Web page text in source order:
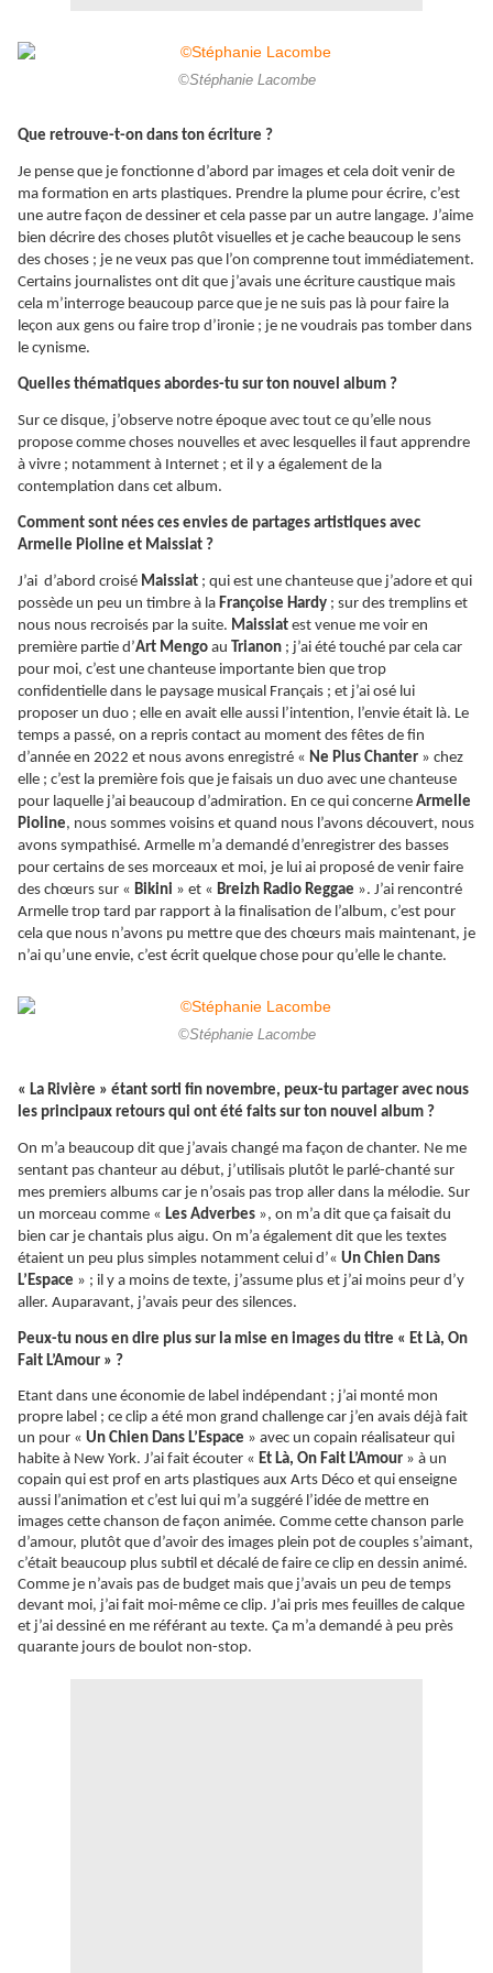
©Stéphanie Lacombe
Que retrouve-t-on dans ton écriture ?
Je pense que je fonctionne d’abord par images et cela doit venir de
ma formation en arts plastiques. Prendre la plume pour écrire, c’est
une autre façon de dessiner et cela passe par un autre langage. J’aime
bien décrire des choses plutôt visuelles et je cache beaucoup le sens
des choses ; je ne veux pas que l’on comprenne tout immédiatement.
Certains journalistes ont dit que j’avais une écriture caustique mais
cela m’interroge beaucoup parce que je ne suis pas là pour faire la
leçon aux gens ou faire trop d’ironie ; je ne voudrais pas tomber dans
le cynisme.
Quelles thématiques abordes-tu sur ton nouvel album ?
Sur ce disque, j’observe notre époque avec tout ce qu’elle nous
propose comme choses nouvelles et avec lesquelles il faut apprendre
à vivre ; notamment à Internet ; et il y a également de la
contemplation dans cet album.
Comment sont nées ces envies de partages artistiques avec
Armelle Pioline et Maissiat ?
J’ai d’abord croisé Maissiat ; qui est une chanteuse que j’adore et qui
possède un peu un timbre à la Françoise Hardy ; sur des tremplins et
nous nous recroisés par la suite. Maissiat est venue me voir en
première partie d’Art Mengo au Trianon ; j’ai été touché par cela car
pour moi, c’est une chanteuse importante bien que trop
confidentielle dans le paysage musical Français ; et j’ai osé lui
proposer un duo ; elle en avait elle aussi l’intention, l’envie était là. Le
temps a passé, on a repris contact au moment des fêtes de fin
d’année en 2022 et nous avons enregistré « Ne Plus Chanter » chez
elle ; c’est la première fois que je faisais un duo avec une chanteuse
pour laquelle j’ai beaucoup d’admiration. En ce qui concerne Armelle
Pioline, nous sommes voisins et quand nous l’avons découvert, nous
avons sympathisé. Armelle m’a demandé d’enregistrer des basses
pour certains de ses morceaux et moi, je lui ai proposé de venir faire
des chœurs sur « Bikini » et « Breizh Radio Reggae ». J’ai rencontré
Armelle trop tard par rapport à la finalisation de l’album, c’est pour
cela que nous n’avons pu mettre que des chœurs mais maintenant, je
n’ai qu’une envie, c’est écrit quelque chose pour qu’elle le chante.
©Stéphanie Lacombe
« La Rivière » étant sorti fin novembre, peux-tu partager avec nous
les principaux retours qui ont été faits sur ton nouvel album ?
On m’a beaucoup dit que j’avais changé ma façon de chanter. Ne me
sentant pas chanteur au début, j’utilisais plutôt le parlé-chanté sur
mes premiers albums car je n’osais pas trop aller dans la mélodie. Sur
un morceau comme « Les Adverbes », on m’a dit que ça faisait du
bien car je chantais plus aigu. On m’a également dit que les textes
étaient un peu plus simples notamment celui d’« Un Chien Dans
L’Espace » ; il y a moins de texte, j’assume plus et j’ai moins peur d’y
aller. Auparavant, j’avais peur des silences.
Peux-tu nous en dire plus sur la mise en images du titre « Et Là, On
Fait L’Amour » ?
Etant dans une économie de label indépendant ; j’ai monté mon
propre label ; ce clip a été mon grand challenge car j’en avais déjà fait
un pour « Un Chien Dans L’Espace » avec un copain réalisateur qui
habite à New York. J’ai fait écouter « Et Là, On Fait L’Amour » à un
copain qui est prof en arts plastiques aux Arts Déco et qui enseigne
aussi l’animation et c’est lui qui m’a suggéré l’idée de mettre en
images cette chanson de façon animée. Comme cette chanson parle
d’amour, plutôt que d’avoir des images plein pot de couples s’aimant,
c’était beaucoup plus subtil et décalé de faire ce clip en dessin animé.
Comme je n’avais pas de budget mais que j’avais un peu de temps
devant moi, j’ai fait moi-même ce clip. J’ai pris mes feuilles de calque
et j’ai dessiné en me référant au texte. Ça m’a demandé à peu près
quarante jours de boulot non-stop.